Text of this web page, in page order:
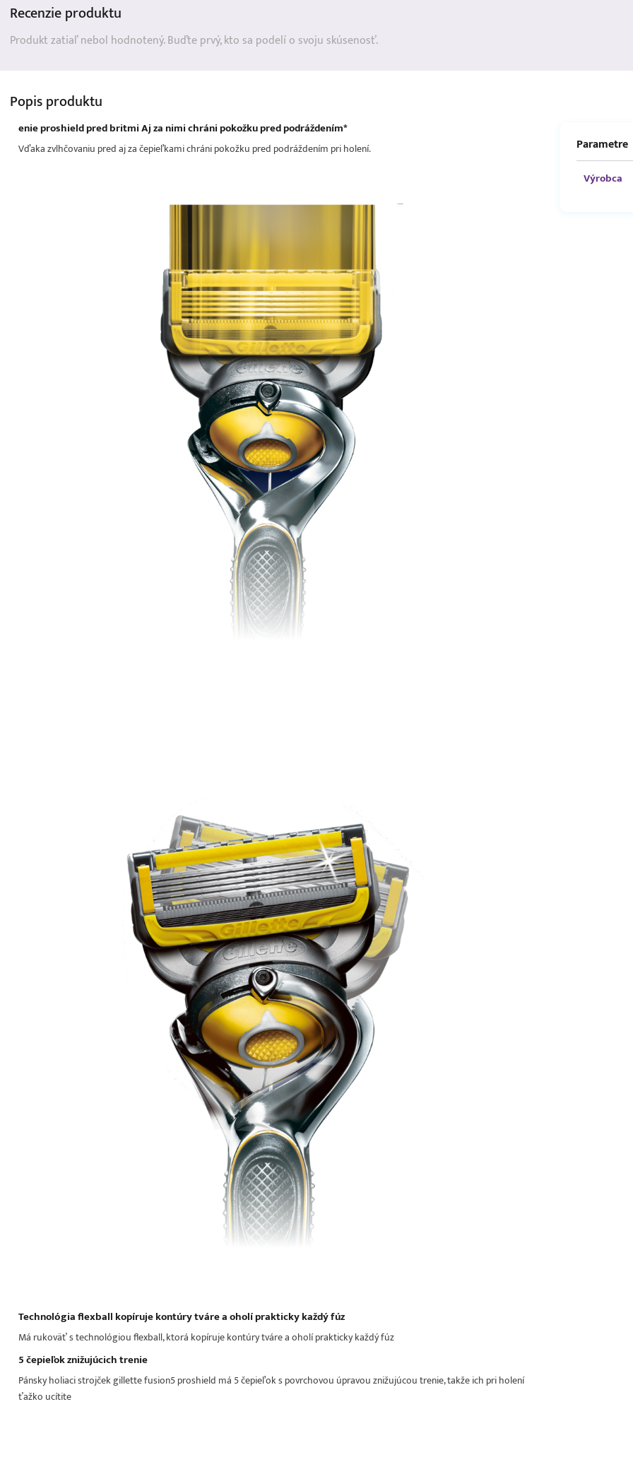
Recenzieproduktu
Produkt zatiaľ nebol hodnotený. Buďte prvý, kto sa podelí o svoju skúsenosť.
Popisproduktu
enie proshield pred britmi Aj za nimi chráni pokožku pred podráždením*
Vďaka zvlhčovaniu pred aj za čepieľkami chráni pokožku pred podráždením pri holení.
Technológia flexball kopíruje kontúry tváre a oholí prakticky každý fúz
Má rukoväť s technológiou flexball, ktorá kopíruje kontúry tváre a oholí prakticky každý fúz
5 čepieľok znižujúcich trenie
Pánsky holiaci strojček gillette fusion5 proshield má 5 čepieľok s povrchovou úpravou znižujúcou trenie, takže ich pri holení
ťažko ucítite
Parametre
Výrobca